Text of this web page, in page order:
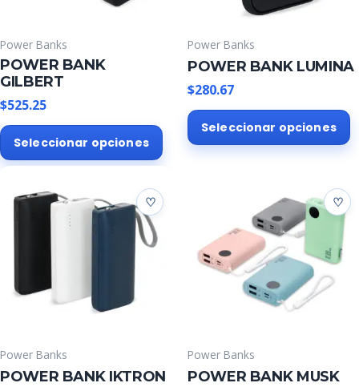
Power Banks
POWER BANK
GILBERT
$525.25
Seleccionar opciones
Este
producto
variantes.
opciones
página
de
Power Banks
POWER BANK LUMINA
$280.67
Seleccionar opciones
Power Banks
POWER BANK IKTRON
Power Banks
POWER BANK MUSK